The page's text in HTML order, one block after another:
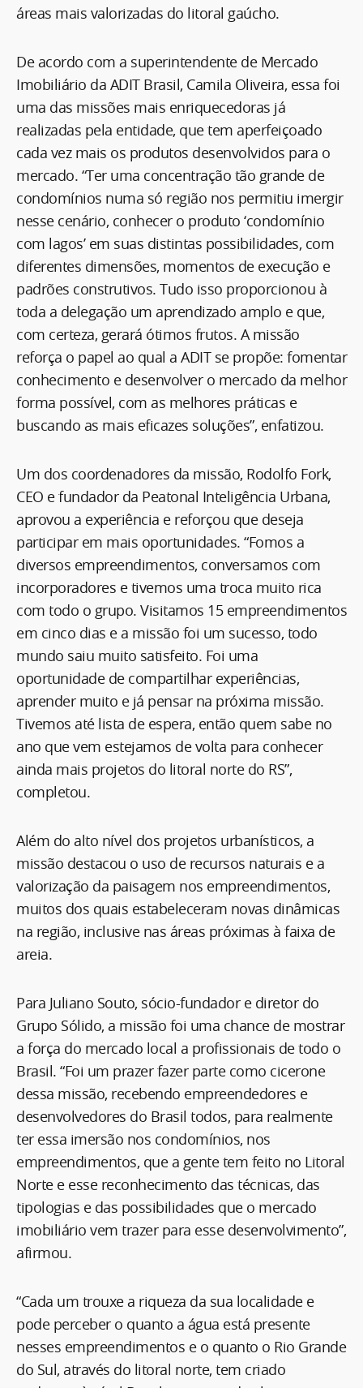
áreas mais valorizadas do litoral gaúcho.
De acordo com a superintendente de Mercado
Imobiliário da ADIT Brasil, Camila Oliveira, essa foi
uma das missões mais enriquecedoras já
realizadas pela entidade, que tem aperfeiçoado
cada vez mais os produtos desenvolvidos para o
mercado. “Ter uma concentração tão grande de
condomínios numa só região nos permitiu imergir
nesse cenário, conhecer o produto ‘condomínio
com lagos’ em suas distintas possibilidades, com
diferentes dimensões, momentos de execução e
padrões construtivos. Tudo isso proporcionou à
toda a delegação um aprendizado amplo e que,
com certeza, gerará ótimos frutos. A missão
reforça o papel ao qual a ADIT se propõe: fomentar
conhecimento e desenvolver o mercado da melhor
forma possível, com as melhores práticas e
buscando as mais eficazes soluções”, enfatizou.
Um dos coordenadores da missão, Rodolfo Fork,
CEO e fundador da Peatonal Inteligência Urbana,
aprovou a experiência e reforçou que deseja
participar em mais oportunidades. “Fomos a
diversos empreendimentos, conversamos com
incorporadores e tivemos uma troca muito rica
com todo o grupo. Visitamos 15 empreendimentos
em cinco dias e a missão foi um sucesso, todo
mundo saiu muito satisfeito. Foi uma
oportunidade de compartilhar experiências,
aprender muito e já pensar na próxima missão.
Tivemos até lista de espera, então quem sabe no
ano que vem estejamos de volta para conhecer
ainda mais projetos do litoral norte do RS”,
completou.
Além do alto nível dos projetos urbanísticos, a
missão destacou o uso de recursos naturais e a
valorização da paisagem nos empreendimentos,
muitos dos quais estabeleceram novas dinâmicas
na região, inclusive nas áreas próximas à faixa de
areia.
Para Juliano Souto, sócio-fundador e diretor do
Grupo Sólido, a missão foi uma chance de mostrar
a força do mercado local a profissionais de todo o
Brasil. “Foi um prazer fazer parte como cicerone
dessa missão, recebendo empreendedores e
desenvolvedores do Brasil todos, para realmente
ter essa imersão nos condomínios, nos
empreendimentos, que a gente tem feito no Litoral
Norte e esse reconhecimento das técnicas, das
tipologias e das possibilidades que o mercado
imobiliário vem trazer para esse desenvolvimento”,
afirmou.
“Cada um trouxe a riqueza da sua localidade e
pode perceber o quanto a água está presente
nesses empreendimentos e o quanto o Rio Grande
do Sul, através do litoral norte, tem criado